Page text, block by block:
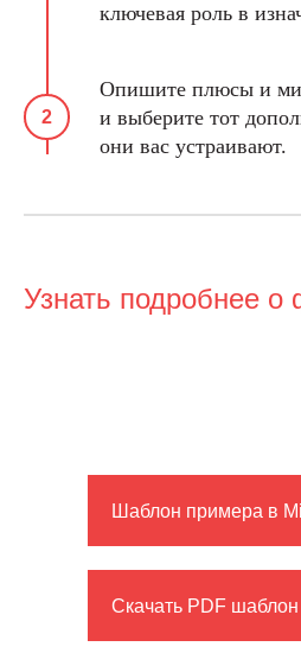
ключевая роль в
Опишите плюсы и
и выберите тот
они вас устраивают.
Узнать подробнее о
Шаблон примера в
Скачать PDF шаблон
info@ikraikra.ru